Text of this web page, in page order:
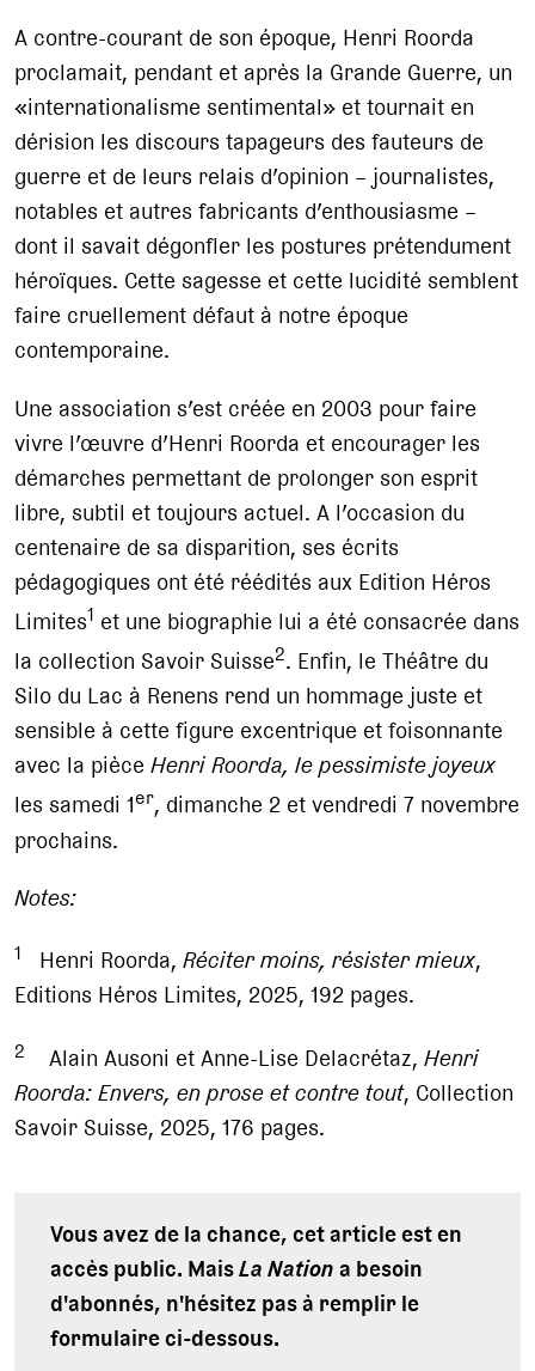
A contre-courant de son époque, Henri Roorda
proclamait, pendant et après la Grande Guerre, un
«internationalisme sentimental» et tournait en
dérision les discours tapageurs des fauteurs de
guerre et de leurs relais d’opinion – journalistes,
notables et autres fabricants d’enthousiasme –
dont il savait dégonfler les postures prétendument
héroïques. Cette sagesse et cette lucidité semblent
faire cruellement défaut à notre époque
contemporaine.
Une association s’est créée en 2003 pour faire
vivre l’œuvre d’Henri Roorda et encourager les
démarches permettant de prolonger son esprit
libre, subtil et toujours actuel. A l’occasion du
centenaire de sa disparition, ses écrits
pédagogiques ont été réédités aux Edition Héros
Limites1 et une biographie lui a été consacrée dans
la collection Savoir Suisse2. Enfin, le Théâtre du
Silo du Lac à Renens rend un hommage juste et
sensible à cette figure excentrique et foisonnante
avec la pièceHenri Roorda, le pessimiste joyeux
les samedi 1er, dimanche 2 et vendredi 7 novembre
prochains.
Notes:
1 Henri Roorda,Réciter moins, résister mieux,
Editions Héros Limites, 2025, 192 pages.
2 Alain Ausoni et Anne-Lise Delacrétaz,Henri
Roorda: Envers, en prose et contre tout, Collection
Savoir Suisse, 2025, 176 pages.
Vous avez de la chance, cet article est en
accès public. MaisLa Nationa besoin
d'abonnés, n'hésitez pas à remplir le
formulaire ci-dessous.